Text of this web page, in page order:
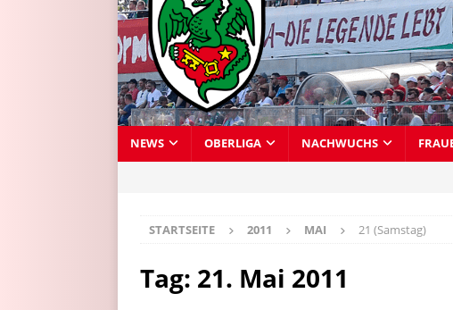
NEWS OBERLIGA NACHWUCHS
STARTSEITE 2011 MAI 21 (Samstag)
Tag: 21. Mai 2011